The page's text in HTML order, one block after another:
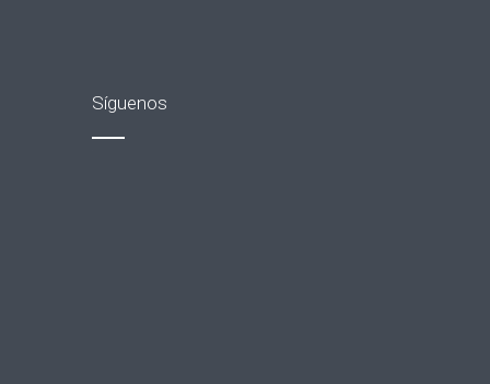
Síguenos